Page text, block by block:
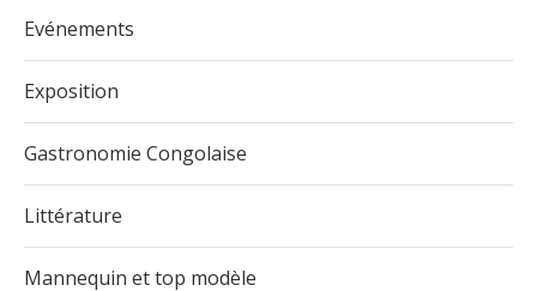
Evénements
Exposition
Gastronomie Congolaise
Littérature
Mannequin et top modèle